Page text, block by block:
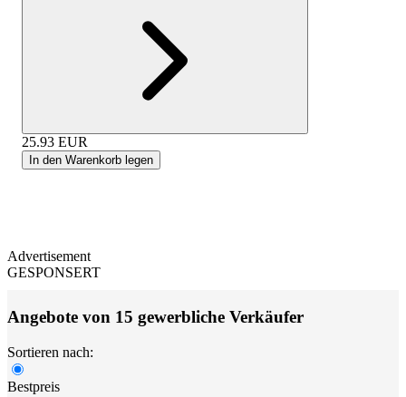
25.93 EUR
In den Warenkorb legen
Advertisement
GESPONSERT
Angebote von 15 gewerbliche Verkäufer
Sortieren nach:
Bestpreis